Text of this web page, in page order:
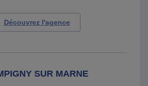
Découvrez l'agence
SUR MARNE